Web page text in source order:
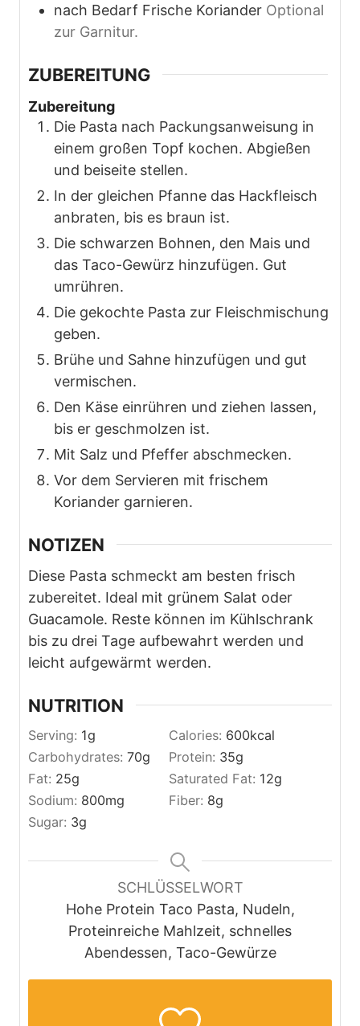
nach Bedarf Frische Koriander Optional
zur Garnitur.
ZUBEREITUNG
Zubereitung
Die Pasta nach Packungsanweisung in
einem großen Topf kochen. Abgießen
und beiseite stellen.
In der gleichen Pfanne das Hackfleisch
anbraten, bis es braun ist.
Die schwarzen Bohnen, den Mais und
das Taco-Gewürz hinzufügen. Gut
umrühren.
Die gekochte Pasta zur Fleischmischung
geben.
Brühe und Sahne hinzufügen und gut
vermischen.
Den Käse einrühren und ziehen lassen,
bis er geschmolzen ist.
Mit Salz und Pfeffer abschmecken.
Vor dem Servieren mit frischem
Koriander garnieren.
NOTIZEN
Diese Pasta schmeckt am besten frisch
zubereitet. Ideal mit grünem Salat oder
Guacamole. Reste können im Kühlschrank
bis zu drei Tage aufbewahrt werden und
leicht aufgewärmt werden.
NUTRITION
Serving: 1g Calories: 600kcal
Carbohydrates: 70g Protein: 35g
Fat: 25g Saturated Fat: 12g
Sodium: 800mg Fiber: 8g
Sugar: 3g
SCHLÜSSELWORT
Hohe Protein Taco Pasta, Nudeln,
Proteinreiche Mahlzeit, schnelles
Abendessen, Taco-Gewürze